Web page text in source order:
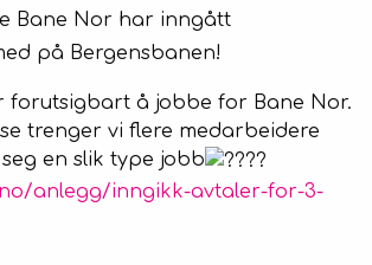
og miljø
Bane Nor har inngått
på Bergensbanen!
forutsigbart å jobbe for Bane Nor.
trenger vi flere medarbeidere
en slik type jobb
anlegg/inngikk-avtaler-for-3-